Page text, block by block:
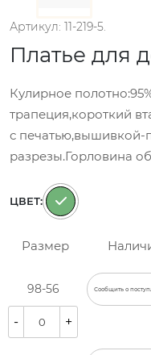
Артикул: 11-219-5.
Платье для
Кулирное
трапеция,короткий
с печатью,вышивкой-
разрезы.Горловина
ЦВЕТ:
Размер
98-56 Сообщить о
- +